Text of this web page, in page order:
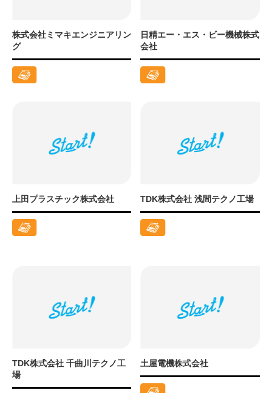
株式会社ミマキエンジニアリン
グ
日精エー・エス・ビー機械株式
会社
上田プラスチック株式会社 TDK株式会社 浅間テクノ工場
TDK株式会社 千曲川テクノ工
場
土屋電機株式会社